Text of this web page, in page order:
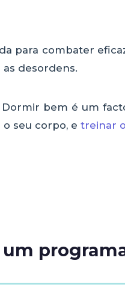
para combater
desordens.
bem é um
o seu corpo, etreinar